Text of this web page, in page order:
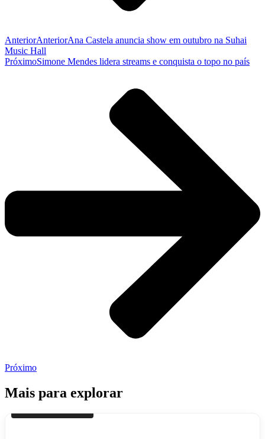
AnteriorAnteriorAna Castela anuncia show em outubro na Suhai
Music Hall
PróximoSimone Mendes lidera streams e conquista o topo no país
Próximo
Mais para explorar